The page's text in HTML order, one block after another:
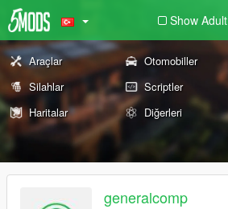
Show Adult
Araçlar Otomobiller
Silahlar
Scriptler
Haritalar
Diğerleri
generalcomp